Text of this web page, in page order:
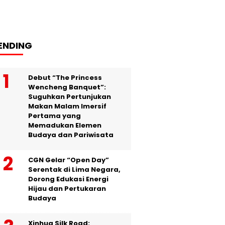
Debut “The Princess
Wencheng Banquet”:
Suguhkan Pertunjukan
Makan Malam Imersif
Pertama yang
Memadukan Elemen
Budaya dan Pariwisata
CGN Gelar “Open Day”
Serentak di Lima Negara,
Dorong Edukasi Energi
Hijau dan Pertukaran
Budaya